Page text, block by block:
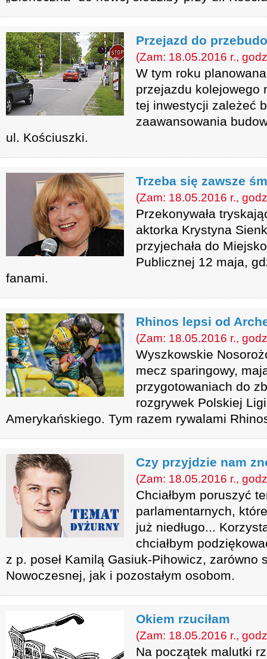
Przejazd do
(Zam: 18.05.2016 r.,
W tym roku
przejazdu kolejowego
tej inwestycji zależeć
zaawansowania
ul. Kościuszki.
Trzeba się zawsze
(Zam: 18.05.2016 r.,
Przekonywała
aktorka Krystyna
przyjechała do
Publicznej 12 maja,
fanami.
Rhinos lepsi od
(Zam: 18.05.2016 r.,
Wyszkowskie
mecz sparingowy,
przygotowaniach do
rozgrywek Polskiej
Amerykańskiego. Tym razem rywalami
Czy przyjdzie nam
(Zam: 18.05.2016 r.,
Chciałbym poruszyć
parlamentarnych,
już niedługo...
chciałbym
z p. poseł Kamilą Gasiuk-Pihowicz, zarówno
Nowoczesnej, jak i pozostałym osobom.
Okiem rzuciłam
(Zam: 18.05.2016 r.,
Na początek malutki